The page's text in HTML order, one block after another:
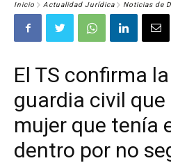
Inicio Actualidad Jurídica Noticias de
El TS confirma
guardia civil que
mujer que tenía
dentro por no